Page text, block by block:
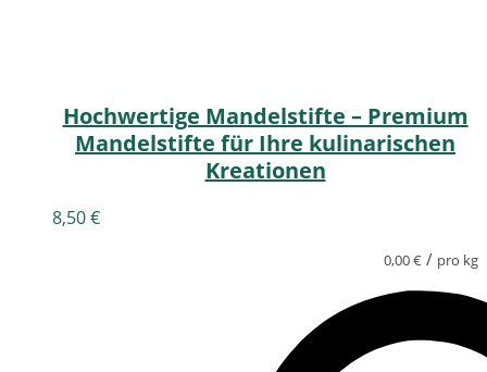
Hochwertige Mandelstifte – Premium
Mandelstifte für Ihre kulinarischen
Kreationen
8,50€
0,00€ / pro kg